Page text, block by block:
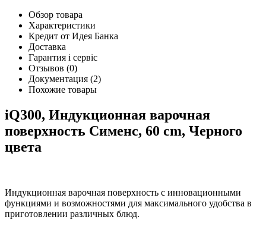
Обзор товара
Характеристики
Кредит от Идея Банка
Доставка
Гарантия і сервіс
Отзывов (0)
Документация (2)
Похожие товары
iQ300, Индукционная варочная
поверхность Сименс, 60 cm, Черного
цвета
Индукционная варочная поверхность с инновационными
функциями и возможностями для максимального удобства в
приготовлении различных блюд.